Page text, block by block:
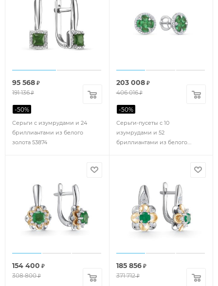
Серьги с изумрудами и 24
бриллиантами из белого
золота 53874
95 568 ₽
191 136₽
-50%
Серьги-пусеты с 10
изумрудами и 52
бриллиантами из белого
203 008₽
406 016₽
-50%
154 400 ₽
308 800₽
185 856₽
371 712₽